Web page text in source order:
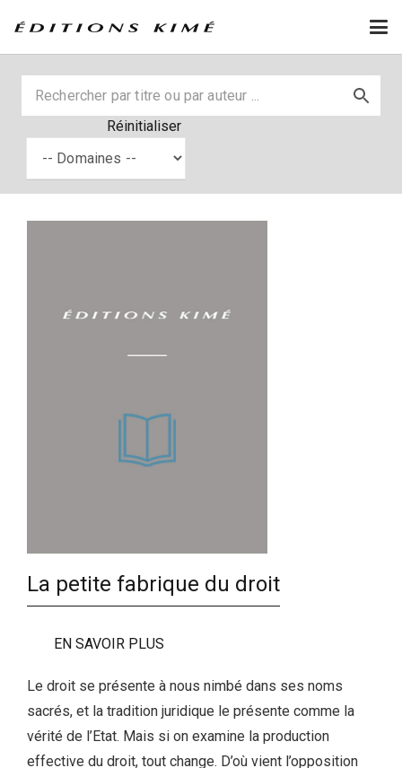
Réinitialiser
La petite fabrique du droit
EN SAVOIR PLUS
Le droit se présente à nous nimbé dans ses noms
sacrés, et la tradition juridique le présente comme la
vérité de l’Etat. Mais si on examine la production
effective du droit, tout change. D’où vient l’opposition